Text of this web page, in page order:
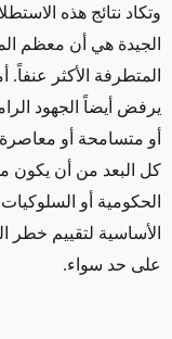
وتكاد نتائج هذه
الجيدة هي أن معظم
المتطرفة الأكثر
يرفض أيضاً الجهود
أو متسامحة أو معاصرة
كل البعد من أن يكون
الحكومية أو
الأساسية لتقييم خطر
على حد سواء.